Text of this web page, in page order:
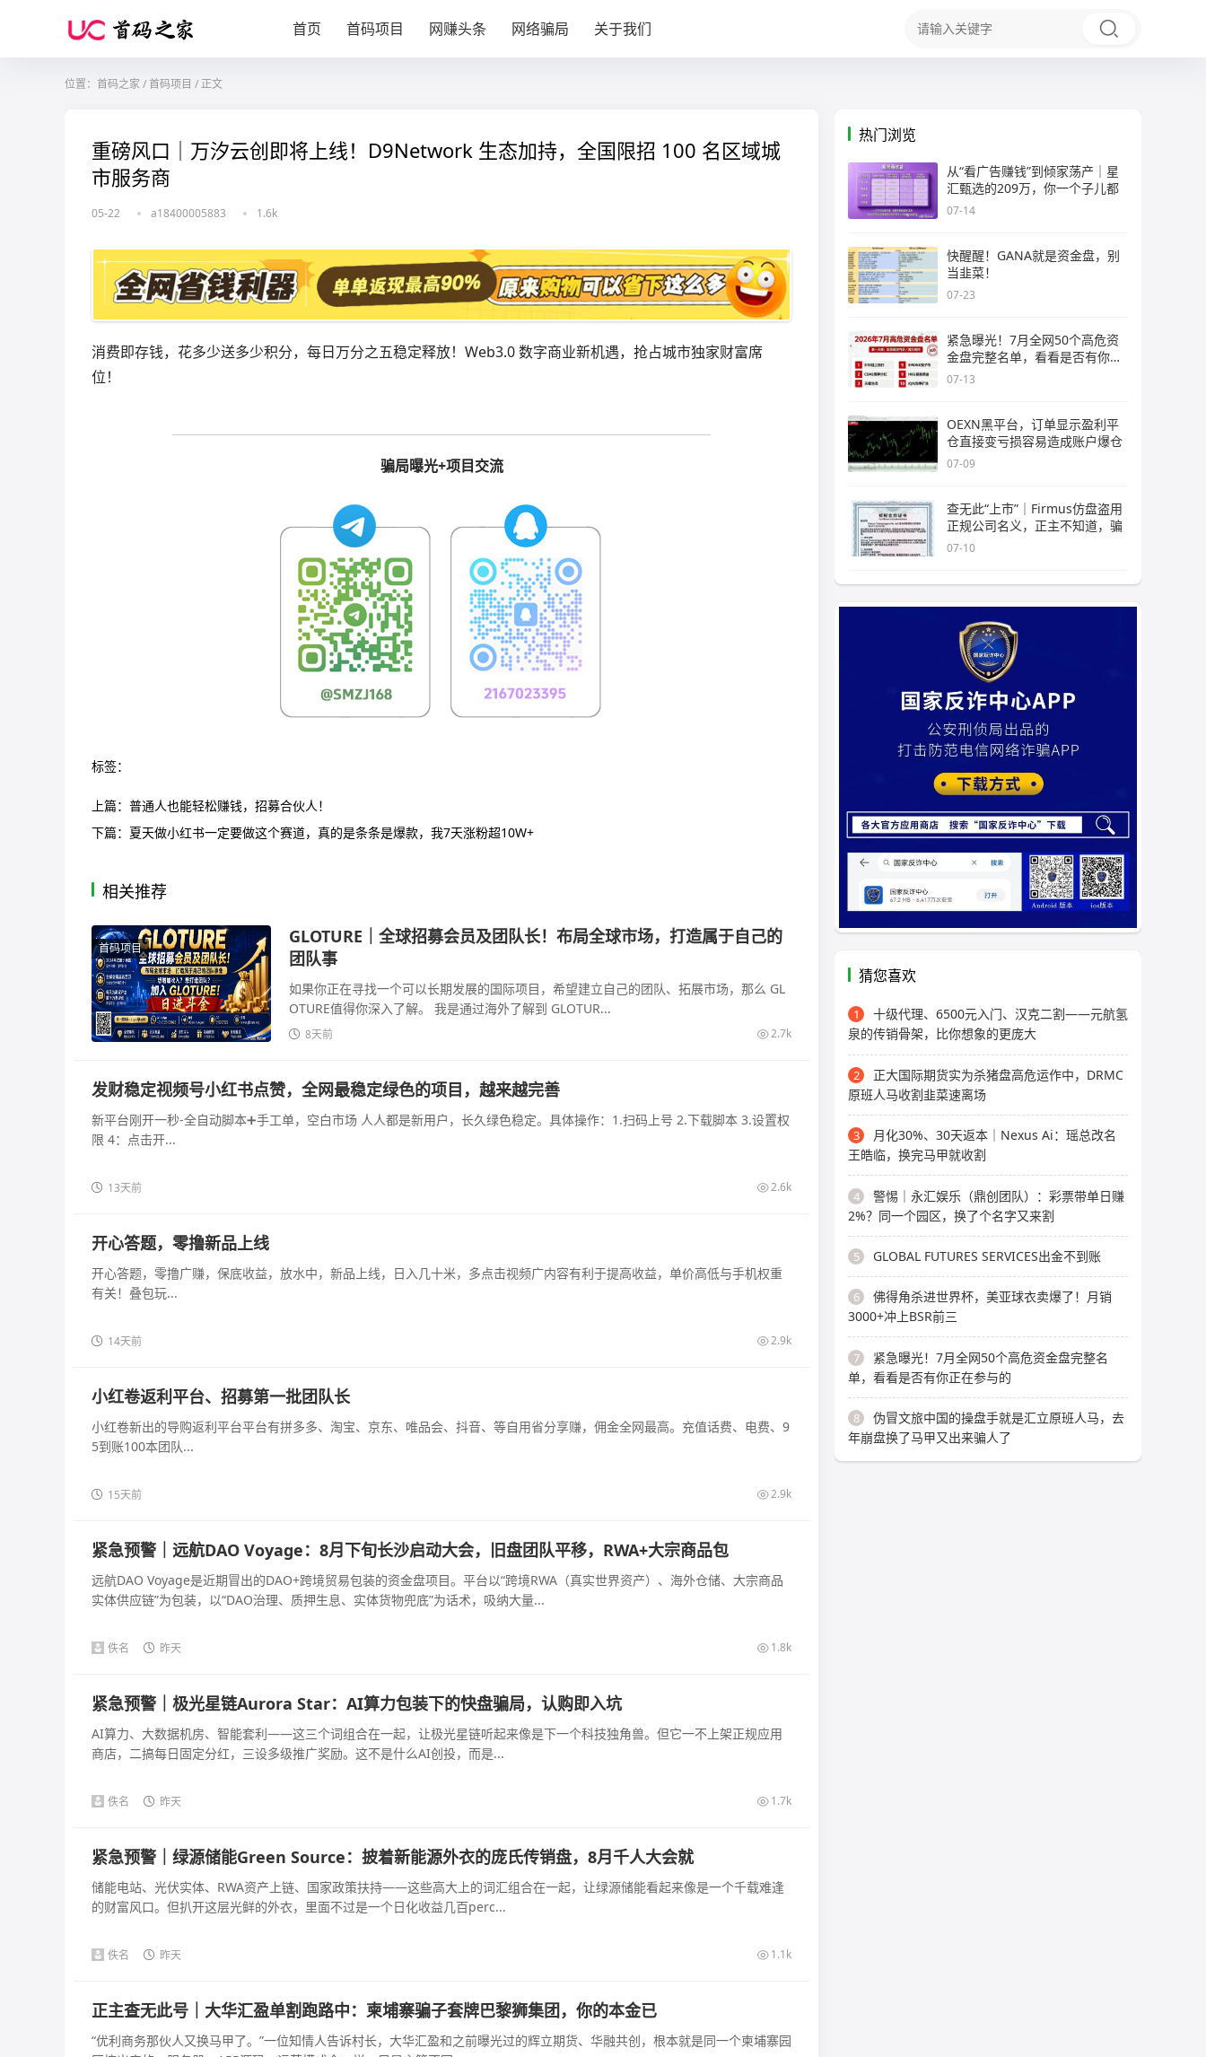
首页 首码项目 网赚头条 网络骗局 关于我们
位置： 首码之家 /首码项目 /正文
重磅风口｜万汐云创即将上线！D9Network 生态加持，全国限招 100 名区域城
市服务商
05-22 a18400005883 1.6k
消费即存钱，花多少送多少积分，每日万分之五稳定释放！Web3.0 数字商业新机遇，抢占城市独家财富席
位！
骗局曝光+项目交流
标签：
上篇： 普通人也能轻松赚钱，招募合伙人！
下篇： 夏天做小红书一定要做这个赛道，真的是条条是爆款，我7天涨粉超10W+
相关推荐
首码项目
GLOTURE｜全球招募会员及团队长！布局全球市场，打造属于自己的
团队事
如果你正在寻找一个可以长期发展的国际项目，希望建立自己的团队、拓展市场，那么 GL
OTURE值得你深入了解。 我是通过海外了解到 GLOTUR...
8天前 2.7k
发财稳定视频号小红书点赞，全网最稳定绿色的项目，越来越完善
新平台刚开一秒-全自动脚本➕手工单，空白市场 人人都是新用户，长久绿色稳定。具体操作：1.扫码上号 2.下载脚本 3.设置权
限 4：点击开...
13天前 2.6k
开心答题，零撸新品上线
开心答题，零撸广赚，保底收益，放水中，新品上线，日入几十米，多点击视频广内容有利于提高收益，单价高低与手机权重
有关！叠包玩...
14天前 2.9k
小红卷返利平台、招募第一批团队长
小红卷新出的导购返利平台平台有拼多多、淘宝、京东、唯品会、抖音、等自用省分享赚，佣金全网最高。充值话费、电费、9
5到账100本团队...
15天前 2.9k
紧急预警｜远航DAO Voyage：8月下旬长沙启动大会，旧盘团队平移，RWA+大宗商品包
远航DAO Voyage是近期冒出的DAO+跨境贸易包装的资金盘项目。平台以“跨境RWA（真实世界资产）、海外仓储、大宗商品
实体供应链”为包装，以“DAO治理、质押生息、实体货物兜底”为话术，吸纳大量...
佚名 昨天 1.8k
紧急预警｜极光星链Aurora Star：AI算力包装下的快盘骗局，认购即入坑
AI算力、大数据机房、智能套利——这三个词组合在一起，让极光星链听起来像是下一个科技独角兽。但它一不上架正规应用
商店，二搞每日固定分红，三设多级推广奖励。这不是什么AI创投，而是...
佚名 昨天 1.7k
紧急预警｜绿源储能Green Source：披着新能源外衣的庞氏传销盘，8月千人大会就
储能电站、光伏实体、RWA资产上链、国家政策扶持——这些高大上的词汇组合在一起，让绿源储能看起来像是一个千载难逢
的财富风口。但扒开这层光鲜的外衣，里面不过是一个日化收益几百perc...
佚名 昨天 1.1k
正主查无此号｜大华汇盈单割跑路中：柬埔寨骗子套牌巴黎狮集团，你的本金已
“优利商务那伙人又换马甲了。”一位知情人告诉村长，大华汇盈和之前曝光过的辉立期货、华融共创，根本就是同一个柬埔寨园
热门浏览
从“看广告赚钱”到倾家荡产｜星
汇甄选的209万，你一个子儿都
07-14
快醒醒！GANA就是资金盘，别
当韭菜！
07-23
紧急曝光！7月全网50个高危资
金盘完整名单，看看是否有你正
在
07-13
OEXN黑平台，订单显示盈利平
仓直接变亏损容易造成账户爆仓
07-09
查无此“上市”｜Firmus仿盘盗用
正规公司名义，正主不知道，骗
07-10
猜您喜欢
1
十级代理、6500元入门、汉克二割——元航氢
泉的传销骨架，比你想象的更庞大
2
正大国际期货实为杀猪盘高危运作中，DRMC
原班人马收割韭菜速离场
3
月化30%、30天返本｜Nexus Ai：瑶总改名
王皓临，换完马甲就收割
4
警惕｜永汇娱乐（鼎创团队）：彩票带单日赚
2%？同一个园区，换了个名字又来割
5 GLOBAL FUTURES SERVICES出金不到账
6
佛得角杀进世界杯，美亚球衣卖爆了！月销
3000+冲上BSR前三
7
紧急曝光！7月全网50个高危资金盘完整名
单，看看是否有你正在参与的
8
伪冒文旅中国的操盘手就是汇立原班人马，去
年崩盘换了马甲又出来骗人了